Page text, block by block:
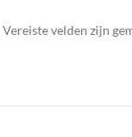
Vereiste velden zijn